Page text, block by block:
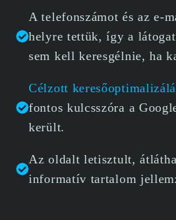
A telefonszámot és az e-
helyre tettük, így a
sem kell keresgélnie, ha
Célzott
fontos kulcsszóra a
került.
Az oldalt letisztult,
informatív tartalom